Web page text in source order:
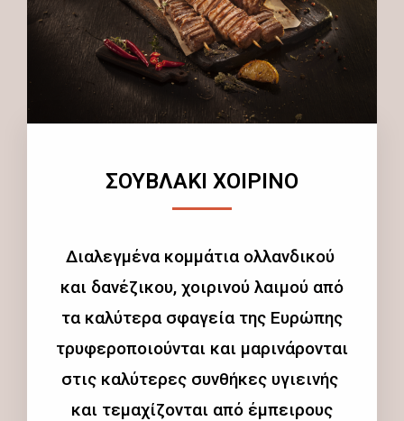
ΣΟΥΒΛΑΚΙ ΧΟΙΡΙΝΟ
Διαλεγμένα κομμάτια ολλανδικού
και δανέζικου, χοιρινού λαιμού από
τα καλύτερα σφαγεία της Ευρώπης
τρυφεροποιούνται και μαρινάρονται
στις καλύτερες συνθήκες υγιεινής
και τεμαχίζονται από έμπειρους